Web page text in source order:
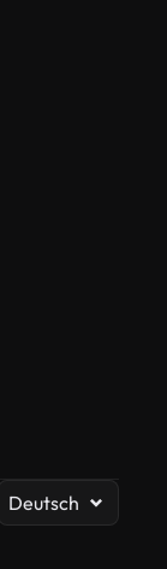
Deutsch